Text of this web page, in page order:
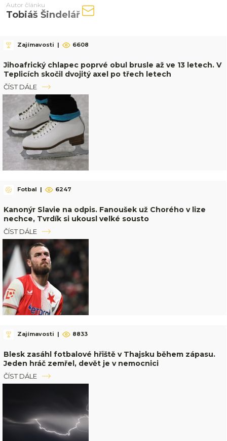
Autor článku
Tobiáš Šindelář
Zajímavosti | 6608
Jihoafrický chlapec poprvé obul brusle až ve 13 letech. V
Teplicích skočil dvojitý axel po třech letech
ČÍST DÁLE
Fotbal | 6247
Kanonýr Slavie na odpis. Fanoušek už Chorého v lize
nechce, Tvrdík si ukousl velké sousto
ČÍST DÁLE
Zajímavosti | 8833
Blesk zasáhl fotbalové hřiště v Thajsku během zápasu.
Jeden hráč zemřel, devět je v nemocnici
ČÍST DÁLE